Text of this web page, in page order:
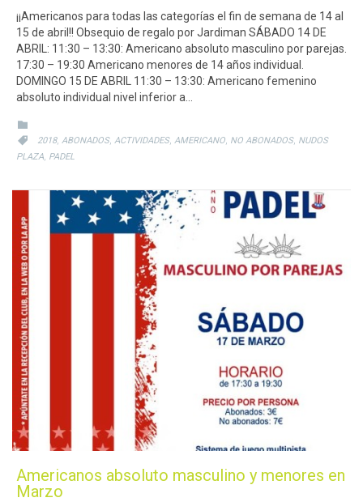
¡¡Americanos para todas las categorías el fin de semana de 14 al
15 de abril!! Obsequio de regalo por Jardiman SÁBADO 14 DE
ABRIL: 11:30 – 13:30: Americano absoluto masculino por parejas.
17:30 – 19:30 Americano menores de 14 años individual.
DOMINGO 15 DE ABRIL 11:30 – 13:30: Americano femenino
absoluto individual nivel inferior a…

 CATEGORY
2018, ABONADOS, ACTIVIDADES, AMERICANO, NO ABONADOS, NUDOS
PLAZA, PADEL
Americanos absoluto masculino y menores en
Marzo